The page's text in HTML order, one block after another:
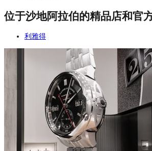
位于沙地阿拉伯的精品店和官
利雅得